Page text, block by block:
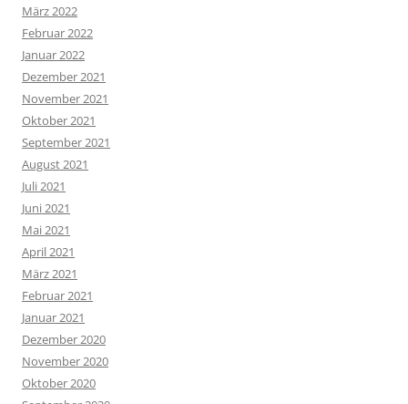
März 2022
Februar 2022
Januar 2022
Dezember 2021
November 2021
Oktober 2021
September 2021
August 2021
Juli 2021
Juni 2021
Mai 2021
April 2021
März 2021
Februar 2021
Januar 2021
Dezember 2020
November 2020
Oktober 2020